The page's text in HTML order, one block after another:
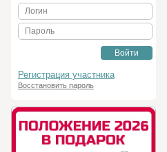
Логин
Пароль
Войти
Регистрация участника
Восстановить пароль